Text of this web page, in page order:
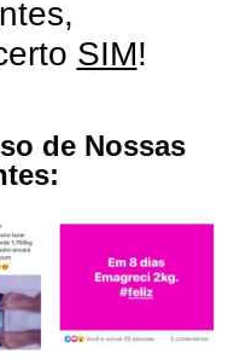
SIM!
de Nossas